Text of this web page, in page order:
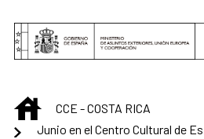
INICIO
CCE - COSTA RICA